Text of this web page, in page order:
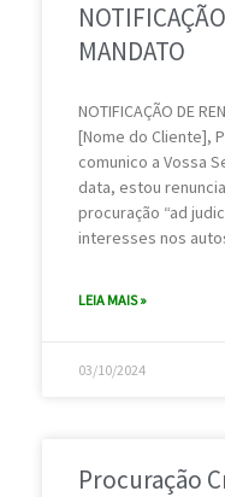
MANDATO
NOTIFICAÇÃO DE
[Nome do Cliente],
comunico a Vossa
data, estou
procuração “ad
interesses nos
LEIA MAIS »
03/10/2024
Procuração